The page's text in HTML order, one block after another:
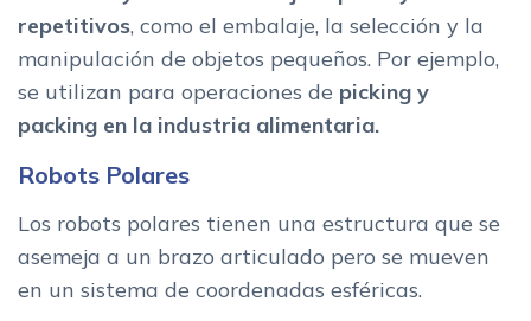
repetitivos, como el embalaje, la selección y la
manipulación de objetos pequeños. Por ejemplo,
se utilizan para operaciones de picking y
packing en la industria alimentaria.
Robots Polares
Los robots polares tienen una estructura que se
asemeja a un brazo articulado pero se mueven
en un sistema de coordenadas esféricas.